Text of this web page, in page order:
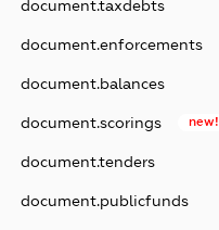
document.taxdebts
document.enforcements
document.balances
document.scorings new!
document.tenders
document.publicfunds